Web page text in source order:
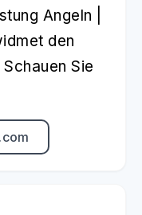
Angeln |
den
Sie